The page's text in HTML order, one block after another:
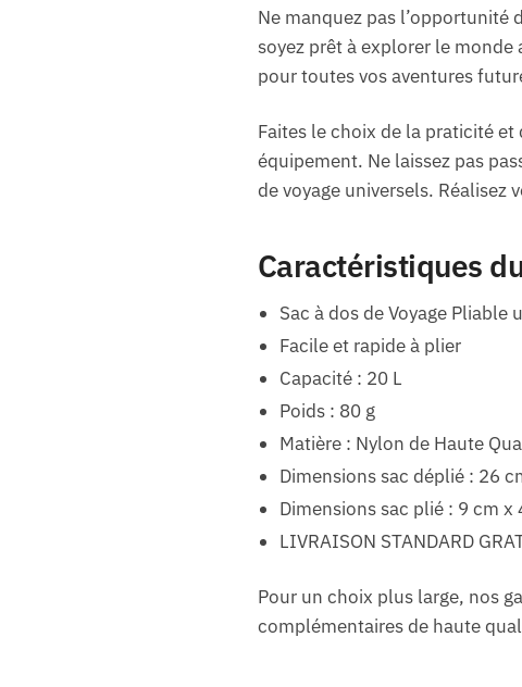
Ne manquez pas l’opportunité
soyez prêt à explorer le monde
pour toutes vos aventures
Faites le choix de la praticité
équipement. Ne laissez pas
de voyage universels. Réalisez
Caractéristiques
Sac à dos de Voyage Pliable
Facile et rapide à plier
Capacité : 20 L
Poids : 80 g
Matière : Nylon de Haute
Dimensions sac déplié : 26
Dimensions sac plié : 9 cm x
LIVRAISON STANDARD
Pour un choix plus large, nos
complémentaires de haute